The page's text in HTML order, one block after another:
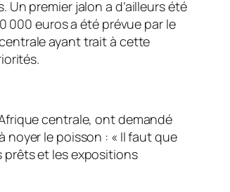
premier jalon a d’ailleurs été
000 euros a été prévue par le
ayant trait à cette
centrale, ont demandé
noyer le poisson : « Il faut que
prêts et les expositions